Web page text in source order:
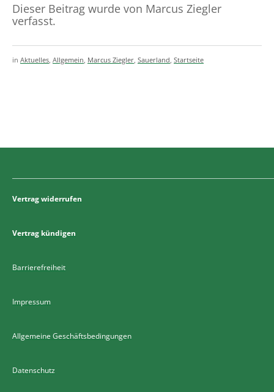
Dieser Beitrag wurde von Marcus Ziegler
verfasst.
in Aktuelles Allgemein Marcus Ziegler Sauerland Startseite
Vertrag widerrufen
Vertrag kündigen
Barrierefreiheit
Impressum
Allgemeine Geschäftsbedingungen
Datenschutz